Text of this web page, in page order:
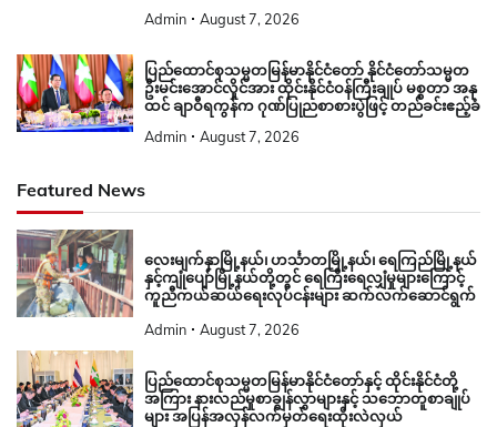
Admin August 7, 2026
ပြည်ထောင်စုသမ္မတမြန်မာနိုင်ငံတော် နိုင်ငံတော်သမ္မတ
ဦးမင်းအောင်လှိုင်အား ထိုင်းနိုင်ငံဝန်ကြီးချုပ် မစ္စတာ အနု
ထင် ချာဝီရကွန်က ဂုဏ်ပြုညစာစားပွဲဖြင့် တည်ခင်းဧည့်ခံ
Admin August 7, 2026
Featured News
လေးမျက်နှာမြို့နယ်၊ ဟင်္သာတမြို့နယ်၊ ရေကြည်မြို့နယ်
နှင့်ကျုံပျော်မြို့နယ်တို့တွင် ရေကြီးရေလျှံမှုများကြောင့်
ကူညီကယ်ဆယ်ရေးလုပ်ငန်းများ ဆက်လက်ဆောင်ရွက်
Admin August 7, 2026
ပြည်ထောင်စုသမ္မတမြန်မာနိုင်ငံတော်နှင့် ထိုင်းနိုင်ငံတို့
အကြား နားလည်မှုစာချွန်လွှာများနှင့် သဘောတူစာချုပ်
များ အပြန်အလှန်လက်မှတ်ရေးထိုးလဲလှယ်